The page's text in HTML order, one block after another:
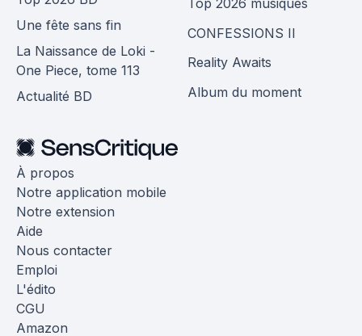
Une fête sans fin
La Naissance de Loki -
One Piece, tome 113
Actualité BD
CONFESSIONS II
Reality Awaits
Album du moment
À propos
Notre application mobile
Notre extension
Aide
Nous contacter
Emploi
L'édito
CGU
Amazon